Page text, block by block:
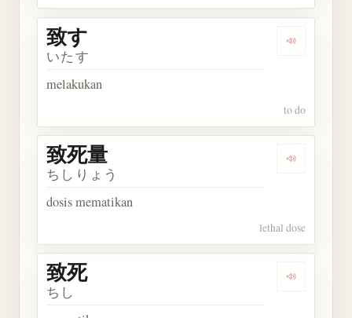
Dengarkan
致す
いたす
melakukan
to do
Dengarkan
致死量
ちしりょう
dosis mematikan
lethal dose
Dengarkan
致死
ちし